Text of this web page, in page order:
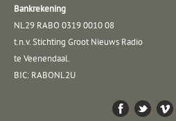
Bankrekening
NL29 RABO 0319 0010 08
t.n.v. Stichting Groot Nieuws Radio
te Veenendaal.
BIC: RABONL2U